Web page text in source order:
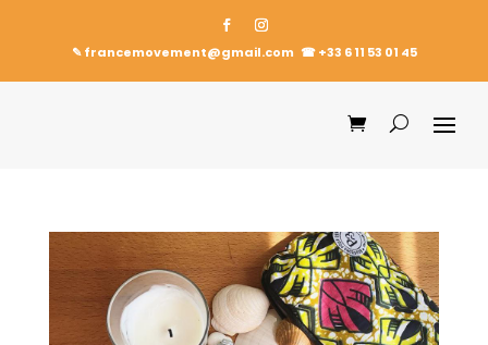
✎ francemovement@gmail.com ☎︎+33 6 11 53 01 45